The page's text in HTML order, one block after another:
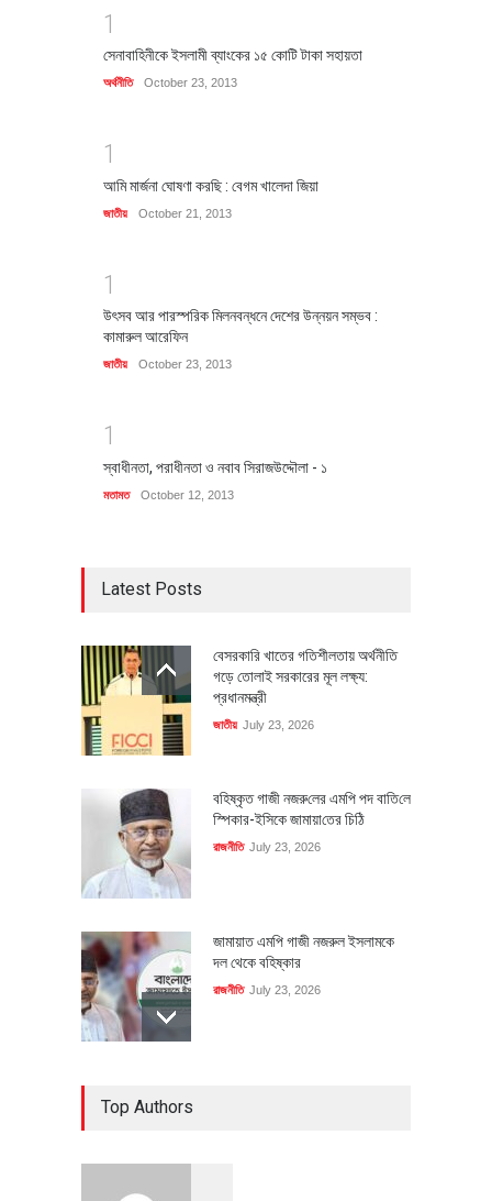
1
সেনাবাহিনীকে ইসলামী ব্যাংকের ১৫ কোটি টাকা সহায়তা
অর্থনীতি October 23, 2013
1
আমি মার্জনা ঘোষণা করছি : বেগম খালেদা জিয়া
জাতীয় October 21, 2013
1
উৎসব আর পারস্পরিক মিলনবন্ধনে দেশের উন্নয়ন সম্ভব :
কামারুল আরেফিন
জাতীয় October 23, 2013
1
স্বাধীনতা, পরাধীনতা ও নবাব সিরাজউদ্দৌলা - ১
মতামত October 12, 2013
Latest Posts
বেসরকারি খাতের গতিশীলতায় অর্থনীতি
গড়ে তোলাই সরকারের মূল লক্ষ্য:
প্রধানমন্ত্রী
জাতীয় July 23, 2026
বহিষ্কৃত গাজী নজরু‌লের এম‌পি পদ বা‌তি‌লে
স্পিকার-ইসিকে জামায়া‌তের চি‌ঠি
রাজনীতি July 23, 2026
জামায়াত এমপি গাজী নজরুল ইসলামকে
দল থেকে বহিষ্কার
রাজনীতি July 23, 2026
Top Authors